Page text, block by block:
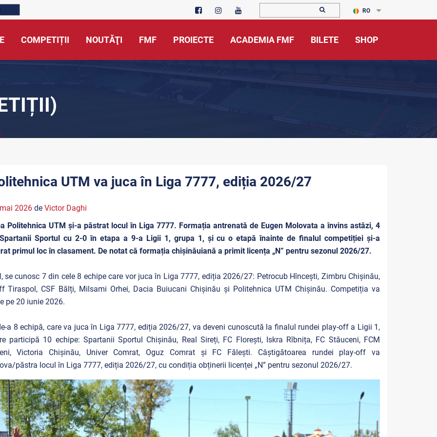
RO
COMPETIȚII NOUTĂŢI FMF PROIECTE ACADEMIA FMF BILETE SHOP
UTM va juca în Liga 7777, ediția 2026/27
2026de Victor Daghi
Politehnica UTM și-a păstrat locul în Liga 7777. Formația antrenată de Eugen Molovata a învins astăzi, 4
Sportul cu 2-0 în etapa a 9-a Ligii 1, grupa 1, și cu o etapă înainte de finalul competiției și-a
primul loc în clasament. De notat că formația chișinăuiană a primit licența „N” pentru sezonul 2026/27.
se cunosc 7 din cele 8 echipe care vor juca în Liga 7777, ediția 2026/27: Petrocub Hîncești, Zimbru Chișinău,
Tiraspol, CSF Bălți, Milsami Orhei, Dacia Buiucani Chișinău și Politehnica UTM Chișinău. Competiția va
pe 20 iunie 2026.
a 8 echipă, care va juca în Liga 7777, ediția 2026/27, va deveni cunoscută la finalul rundei play-off a Ligii 1,
participă 10 echipe: Spartanii Sportul Chișinău, Real Sireți, FC Florești, Iskra Rîbnița, FC Stăuceni, FCM
Victoria Chișinău, Univer Comrat, Oguz Comrat și FC Fălești. Câștigătoarea rundei play-off va
păstra locul în Liga 7777, ediția 2026/27, cu condiția obținerii licenței „N” pentru sezonul 2026/27.